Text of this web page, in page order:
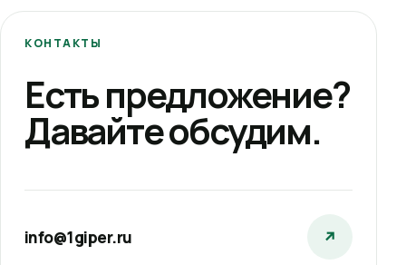
КОНТАКТЫ
Есть предложение?
Давайте обсудим.
info@1giper.ru ↗